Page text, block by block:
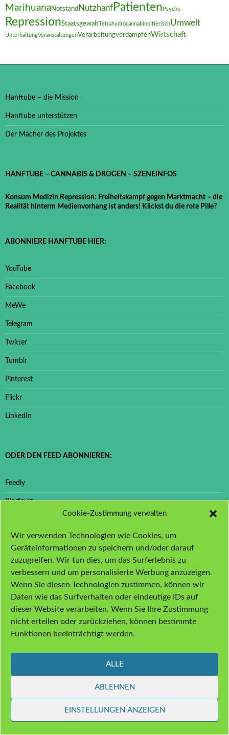
Cookie-Zustimmung verwalten
Wir verwenden Technologien wie Cookies, um
Geräteinformationen zu speichern und/oder darauf
zuzugreifen. Wir tun dies, um das Surferlebnis zu
verbessern und um personalisierte Werbung anzuzeigen.
Wenn Sie diesen Technologien zustimmen, können wir
Daten wie das Surfverhalten oder eindeutige IDs auf
dieser Website verarbeiten. Wenn Sie Ihre Zustimmung
nicht erteilen oder zurückziehen, können bestimmte
Funktionen beeinträchtigt werden.
ALLE
ABLEHNEN
EINSTELLUNGEN ANZEIGEN
MarihuanaNotstand Nutzhanf Patienten Psyche
RepressionStaatsgewaltTetrahydrocannabinol tierischUmwelt
UnterhaltungVeranstaltungenVerarbeitungverdampfenWirtschaft
Hanftube – die Mission
Hanftube unterstützen
Der Macher des Projektes
HANFTUBE – CANNABIS & DROGEN – SZENEINFOS
Konsum Medizin Repression: Freiheitskampf gegen Marktmacht – die
Realität hinterm Medienvorhang ist anders! Klickst du die rote Pille?
ABONNIERE HANFTUBE HIER:
YouTube
Facebook
MeWe
Telegram
Twitter
Tumblr
Pinterest
Flickr
LinkedIn
ODER DEN FEED ABONNIEREN:
Feedly
Bloglovin
Euch gefällt Hanftube, ihr wünscht weitere dieser speziellen Infos?